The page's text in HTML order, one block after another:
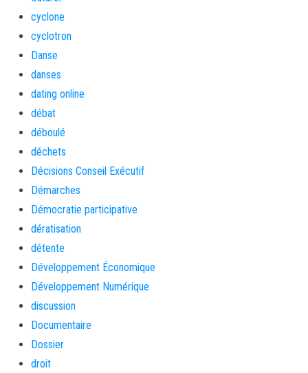
cyclone
cyclotron
Danse
danses
dating online
débat
déboulé
déchets
Décisions Conseil Exécutif
Démarches
Démocratie participative
dératisation
détente
Développement Économique
Développement Numérique
discussion
Documentaire
Dossier
droit